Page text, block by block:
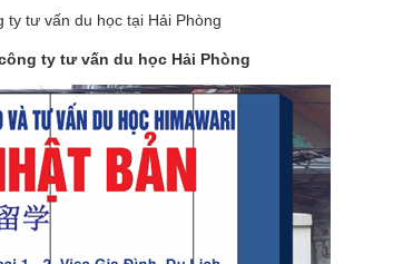
ty tư vấn du học Hải Phòng